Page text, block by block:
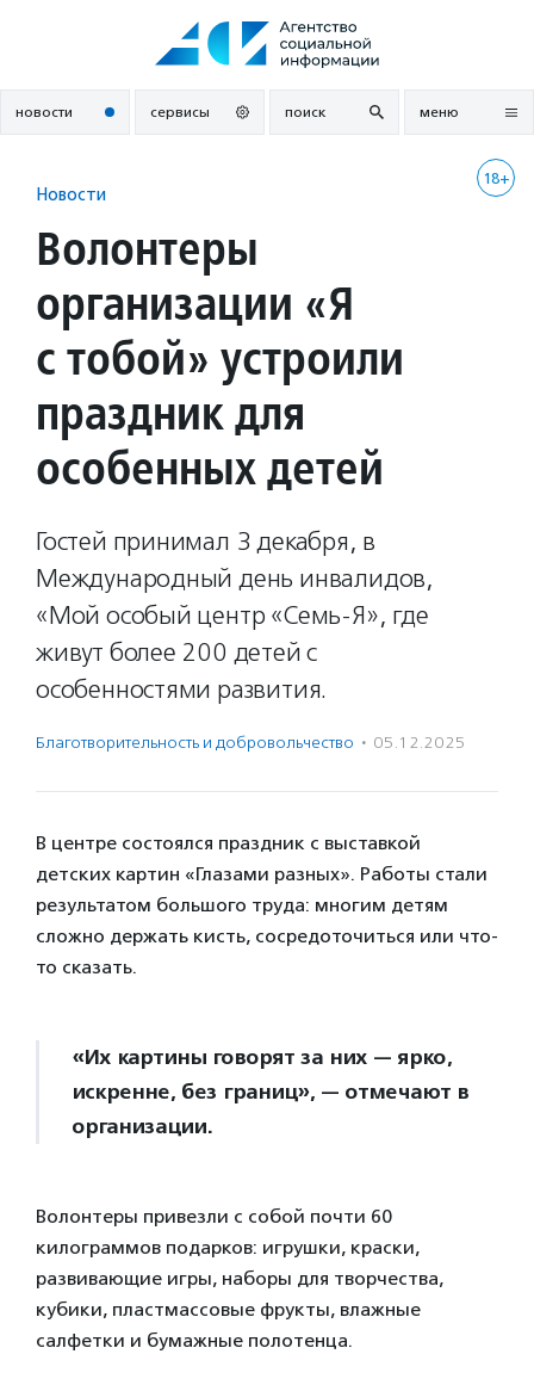
новости сервисы поиск меню
18+
Новости
Волонтеры
организации «Я
с тобой» устроили
праздник для
особенных детей
Гостей принимал 3 декабря, в
Международный день инвалидов,
«Мой особый центр «Семь-Я», где
живут более 200 детей с
особенностями развития.
Благотвори­тель­ность и доброволь­чест­во · 05.12.2025
В центре состоялся праздник с выставкой
детских картин «Глазами разных». Работы стали
результатом большого труда: многим детям
сложно держать кисть, сосредоточиться или что-
то сказать.
«Их картины говорят за них — ярко,
искренне, без границ», — отмечают в
организации.
Волонтеры привезли с собой почти 60
килограммов подарков: игрушки, краски,
развивающие игры, наборы для творчества,
кубики, пластмассовые фрукты, влажные
салфетки и бумажные полотенца.